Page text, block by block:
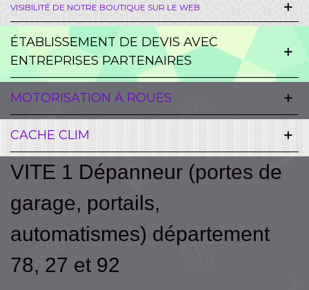
VISIBILITÉ DE NOTRE BOUTIQUE SUR LE WEB
ÉTABLISSEMENT DE DEVIS AVEC
ENTREPRISES PARTENAIRES
MOTORISATION À ROUES
CACHE CLIM
VITE 1 Dépanneur (portes de
garage, portails,
automatismes) département
78, 27 et 92